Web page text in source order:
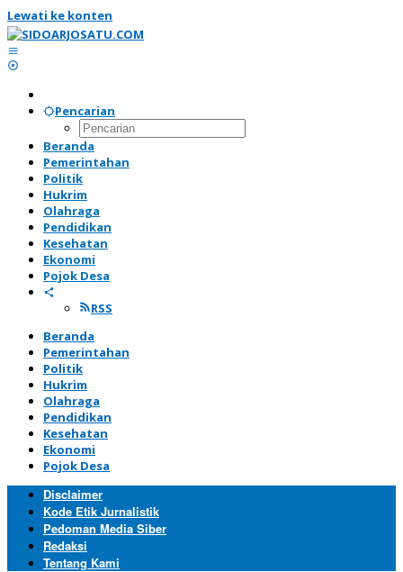
Lewati ke konten
Pencarian
Beranda
Pemerintahan
Politik
Hukrim
Olahraga
Pendidikan
Kesehatan
Ekonomi
Pojok Desa
RSS
Beranda
Pemerintahan
Politik
Hukrim
Olahraga
Pendidikan
Kesehatan
Ekonomi
Pojok Desa
Disclaimer
Kode Etik Jurnalistik
Pedoman Media Siber
Redaksi
Tentang Kami